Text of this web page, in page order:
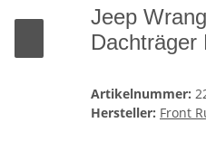
Jeep
Dachträger
Artikelnummer:
Hersteller: Front